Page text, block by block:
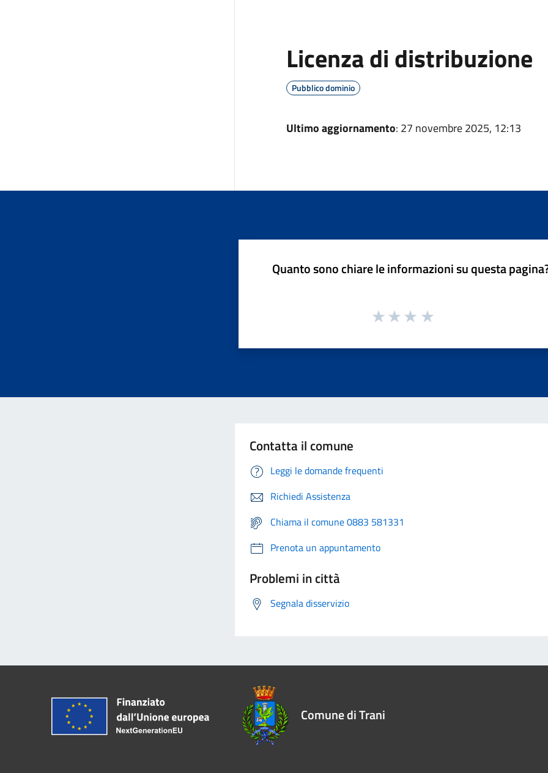
Licenza di distribuzione
Pubblico dominio
Ultimo aggiornamento: 27 novembre 2025, 12:13
Quanto sono chiare le informazioni su questa
Contatta il comune
Leggi le domande frequenti
Richiedi Assistenza
Chiama il comune 0883 581331
Prenota un appuntamento
Problemi in città
Segnala disservizio
Comune di Trani